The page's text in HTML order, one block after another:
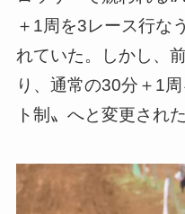
＋1周を3レース行な
れていた。しかし、
り、通常の30分＋1
ト制〟へと変更された